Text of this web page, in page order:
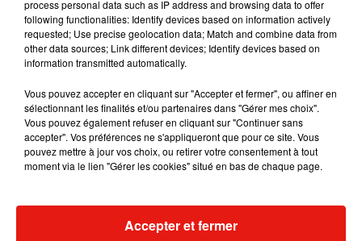
Musique
7 août 2026
Julien Lieb s’essaye à la vie de chatelain
dans son nouveau clip
Madonna sort enfin le remix de « Love
Sensation » avec Kylie Minogue
process personal data such as IP address and browsing data to offer
following functionalities: Identify devices based on information actively
requested; Use precise geolocation data; Match and combine data from
other data sources; Link different devices; Identify devices based on
information transmitted automatically.
Vous pouvez accepter en cliquant sur "Accepter et fermer", ou affiner en
sélectionnant les finalités et/ou partenaires dans "Gérer mes choix".
Vous pouvez également refuser en cliquant sur "Continuer sans
accepter". Vos préférences ne s'appliqueront que pour ce site. Vous
pouvez mettre à jour vos choix, ou retirer votre consentement à tout
moment via le lien "Gérer les cookies" situé en bas de chaque page.
Accepter et fermer